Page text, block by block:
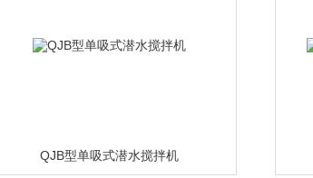
QJB型单吸式潜水搅拌机